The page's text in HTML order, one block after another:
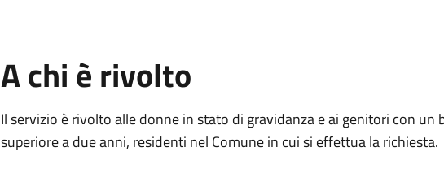
A chi è rivolto
Il servizio è rivolto alle donne in stato di gravidanza e ai genitori con un
superiore a due anni, residenti nel Comune in cui si effettua la richiesta.